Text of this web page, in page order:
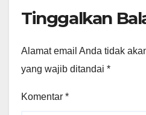
Tinggalkan
Alamat email Anda tidak
yang wajib ditandai *
Komentar *